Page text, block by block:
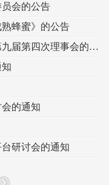
会的公告
蜂蜜》的公告
中国养蜂学会关于以通讯方式召开第九届第四次理事会的通知
的通知
研讨会的通知